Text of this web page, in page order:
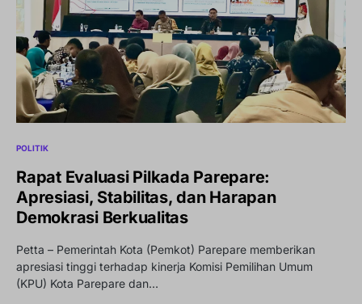
POLITIK
Rapat Evaluasi Pilkada Parepare:
Apresiasi, Stabilitas, dan Harapan
Demokrasi Berkualitas
Petta – Pemerintah Kota (Pemkot) Parepare memberikan
apresiasi tinggi terhadap kinerja Komisi Pemilihan Umum
(KPU) Kota Parepare dan…